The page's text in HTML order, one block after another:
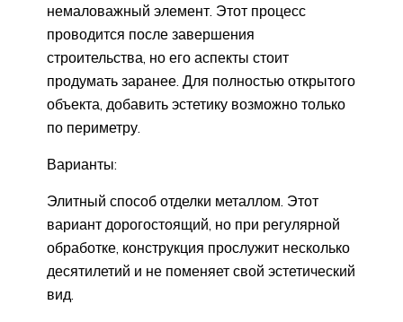
немаловажный элемент. Этот процесс
проводится после завершения
строительства, но его аспекты стоит
продумать заранее. Для полностью открытого
объекта, добавить эстетику возможно только
по периметру.
Варианты:
Элитный способ отделки металлом. Этот
вариант дорогостоящий, но при регулярной
обработке, конструкция прослужит несколько
десятилетий и не поменяет свой эстетический
вид.